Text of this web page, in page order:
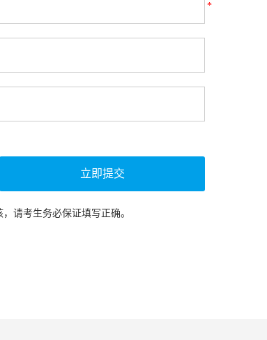
*
请考生务必保证填写正确。